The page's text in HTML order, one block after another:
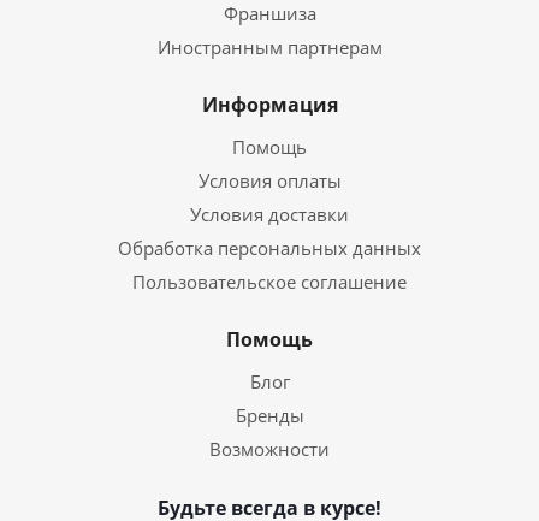
Франшиза
Иностранным партнерам
Информация
Помощь
Условия оплаты
Условия доставки
Обработка персональных данных
Пользовательское соглашение
Помощь
Блог
Бренды
Возможности
Будьте всегда в курсе!